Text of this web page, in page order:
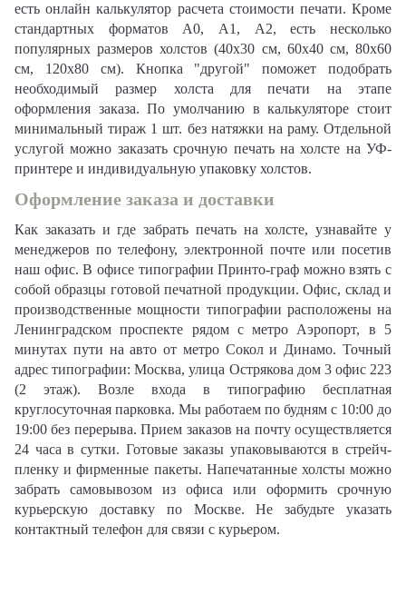
есть онлайн калькулятор расчета стоимости печати. Кроме
стандартных форматов А0, А1, А2, есть несколько
популярных размеров холстов (40х30 см, 60х40 см, 80х60
см, 120х80 см). Кнопка "другой" поможет подобрать
необходимый размер холста для печати на этапе
оформления заказа. По умолчанию в калькуляторе стоит
минимальный тираж 1 шт. без натяжки на раму. Отдельной
услугой можно заказать срочную печать на холсте на УФ-
принтере и индивидуальную упаковку холстов.
Оформление заказа и доставки
Как заказать и где забрать печать на холсте, узнавайте у
менеджеров по телефону, электронной почте или посетив
наш офис. В офисе типографии Принто-граф можно взять с
собой образцы готовой печатной продукции. Офис, склад и
производственные мощности типографии расположены на
Ленинградском проспекте рядом с метро Аэропорт, в 5
минутах пути на авто от метро Сокол и Динамо. Точный
адрес типографии: Москва, улица Острякова дом 3 офис 223
(2 этаж). Возле входа в типографию бесплатная
круглосуточная парковка. Мы работаем по будням с 10:00 до
19:00 без перерыва. Прием заказов на почту осуществляется
24 часа в сутки. Готовые заказы упаковываются в стрейч-
пленку и фирменные пакеты. Напечатанные холсты можно
забрать самовывозом из офиса или оформить срочную
курьерскую доставку по Москве. Не забудьте указать
контактный телефон для связи с курьером.